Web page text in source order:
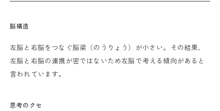
脳構造
左脳と右脳をつなぐ脳梁（のうりょう）が小さい。その結果、
左脳と右脳の連携が密ではないため左脳で考える傾向があると
言われています。
思考のクセ